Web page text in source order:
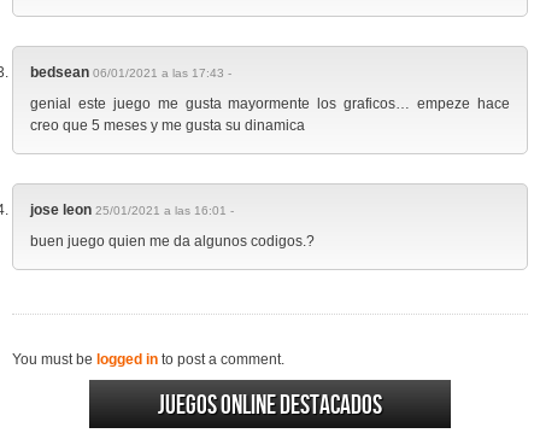
bedsean 06/01/2021 a las 17:43 -
genial este juego me gusta mayormente los graficos… empeze hace
creo que 5 meses y me gusta su dinamica
jose leon 25/01/2021 a las 16:01 -
buen juego quien me da algunos codigos.?
You must be logged in to post a comment.
Juegos online destacados